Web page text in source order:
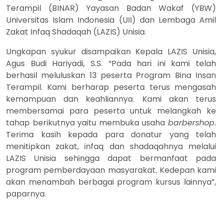
Terampil (BINAR) Yayasan Badan Wakaf (YBW)
Universitas Islam Indonesia (UII) dan Lembaga Amil
Zakat Infaq Shadaqah (LAZIS) Unisia.
Ungkapan syukur disampaikan Kepala LAZIS Unisia,
Agus Budi Hariyadi, S.S. “Pada hari ini kami telah
berhasil meluluskan 13 peserta Program Bina Insan
Terampil. Kami berharap peserta terus mengasah
kemampuan dan keahliannya. Kami akan terus
membersamai para peserta untuk melangkah ke
tahap berikutnya yaitu membuka usaha barbershop.
Terima kasih kepada para donatur yang telah
menitipkan zakat, infaq dan shadaqahnya melalui
LAZIS Unisia sehingga dapat bermanfaat pada
program pemberdayaan masyarakat. Kedepan kami
akan menambah berbagai program kursus lainnya”,
paparnya.